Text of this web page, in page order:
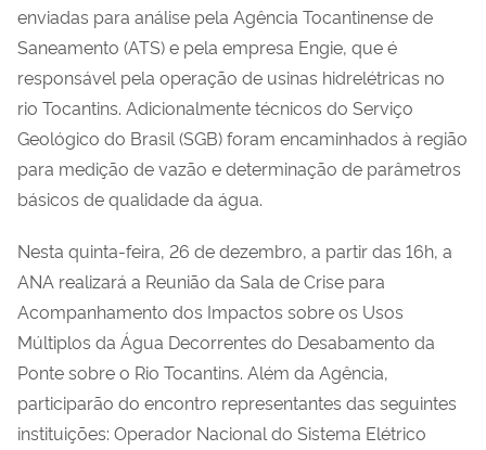
enviadas para análise pela Agência Tocantinense de
Saneamento (ATS) e pela empresa Engie, que é
responsável pela operação de usinas hidrelétricas no
rio Tocantins. Adicionalmente técnicos do Serviço
Geológico do Brasil (SGB) foram encaminhados à região
para medição de vazão e determinação de parâmetros
básicos de qualidade da água.
Nesta quinta-feira, 26 de dezembro, a partir das 16h, a
ANA realizará a Reunião da Sala de Crise para
Acompanhamento dos Impactos sobre os Usos
Múltiplos da Água Decorrentes do Desabamento da
Ponte sobre o Rio Tocantins. Além da Agência,
participarão do encontro representantes das seguintes
instituições: Operador Nacional do Sistema Elétrico